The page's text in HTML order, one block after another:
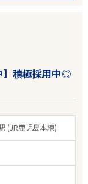
】積極採用中◎
(JR鹿児島本線)